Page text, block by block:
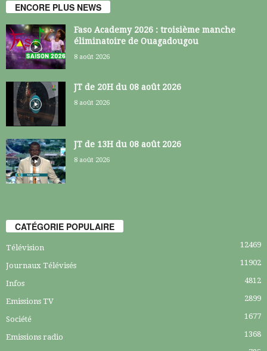
ENCORE PLUS NEWS
Faso Academy 2026 : troisième manche
éliminatoire de Ouagadougou
8 août 2026
JT de 20H du 08 août 2026
8 août 2026
JT de 13H du 08 août 2026
8 août 2026
CATÉGORIE POPULAIRE
Télévision 12469
Journaux Télévisés 11902
Infos 4812
Emissions TV 2899
Société 1677
Emissions radio 1368